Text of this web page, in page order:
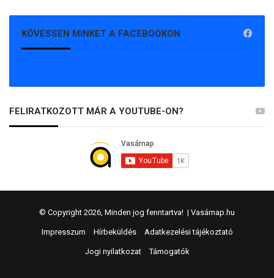
KÖVESSEN MINKET A FACEBOOKON
FELIRATKOZOTT MÁR A YOUTUBE-ON?
© Copyright 2026, Minden jog fenntartva! | Vasárnap.hu
Impresszum Hírbeküldés Adatkezelési tájékoztató
Jogi nyilatkozat Támogatók